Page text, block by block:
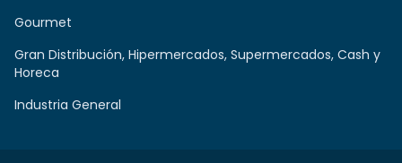
Gourmet
Gran Distribución, Hipermercados, Supermercados, Cash y
Horeca
Industria General